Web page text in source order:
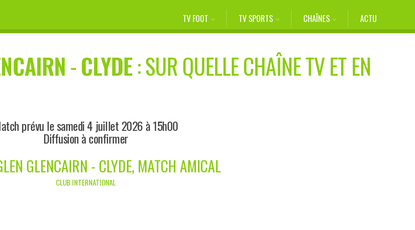
TV FOOT TV SPORTS CHAÎNES ACTU
-CLYDE: SUR QUELLE CHAÎNE TV ET EN
prévu le samedi 4 juillet 2026 à 15h00
Diffusion à confirmer
GLENCAIRN - CLYDE, MATCH AMICAL
CLUB INTERNATIONAL